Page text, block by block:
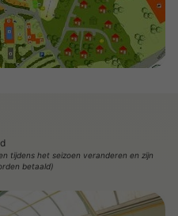
tijdens het seizoen veranderen en zijn
betaald)